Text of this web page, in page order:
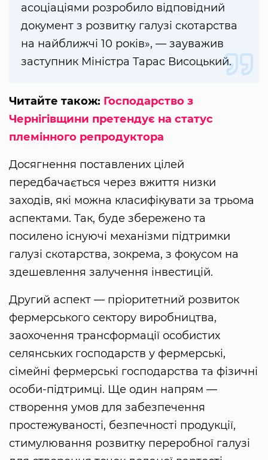
асоціаціями розробило відповідний
документ з розвитку галузі скотарства
на найближчі 10 років», — зауважив
заступник Міністра Тарас Висоцький.
Читайте також: Господарство з
Чернігівщини претендує на статус
племінного репродуктора
Досягнення поставлених цілей
передбачається через вжиття низки
заходів, які можна класифікувати за трьома
аспектами. Так, буде збережено та
посилено існуючі механізми підтримки
галузі скотарства, зокрема, з фокусом на
здешевлення залучення інвестицій.
Другий аспект — пріоритетний розвиток
фермерського сектору виробництва,
заохочення трансформації особистих
селянських господарств у фермерські,
сімейні фермерські господарства та фізичні
особи-підтримці. Ще один напрям —
створення умов для забезпечення
простежуваності, безпечності продукції,
стимулювання розвитку переробної галузі